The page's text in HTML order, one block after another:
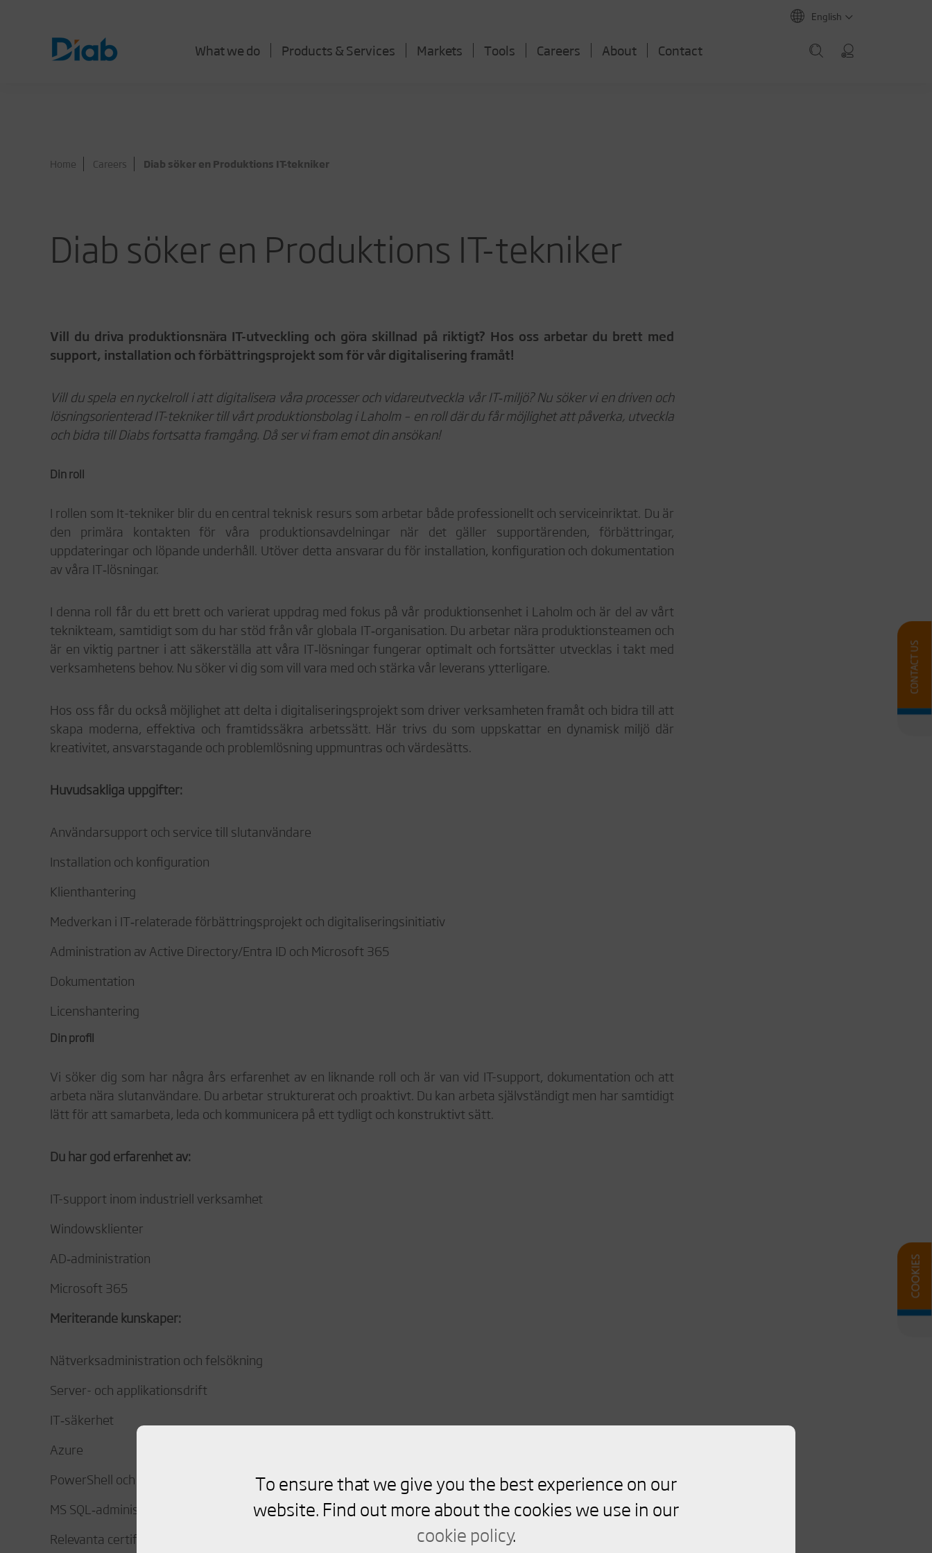
What we do Products & Services Markets Tools Careers About Contact
English
Home Careers Diab söker en Produktions IT-tekniker
Diab söker en Produktions IT-tekniker
Vill du driva produktionsnära IT-utveckling och göra skillnad på riktigt? Hos oss arbetar du brett med
support, installation och förbättringsprojekt som för vår digitalisering framåt!
Vill du spela en nyckelroll i att digitalisera våra processer och vidareutveckla vår IT‑miljö? Nu söker vi en driven och
lösningsorienterad IT-tekniker till vårt produktionsbolag i Laholm – en roll där du får möjlighet att påverka, utveckla
och bidra till Diabs fortsatta framgång. Då ser vi fram emot din ansökan!
Din roll
I rollen som It-tekniker blir du en central teknisk resurs som arbetar både professionellt och serviceinriktat. Du är
den primära kontakten för våra produktionsavdelningar när det gäller supportärenden, förbättringar,
uppdateringar och löpande underhåll. Utöver detta ansvarar du för installation, konfiguration och dokumentation
av våra IT‑lösningar.
I denna roll får du ett brett och varierat uppdrag med fokus på vår produktionsenhet i Laholm och är del av vårt
teknikteam, samtidigt som du har stöd från vår globala IT‑organisation. Du arbetar nära produktionsteamen och
är en viktig partner i att säkerställa att våra IT‑lösningar fungerar optimalt och fortsätter utvecklas i takt med
verksamhetens behov. Nu söker vi dig som vill vara med och stärka vår leverans ytterligare.
Hos oss får du också möjlighet att delta i digitaliseringsprojekt som driver verksamheten framåt och bidra till att
skapa moderna, effektiva och framtidssäkra arbetssätt. Här trivs du som uppskattar en dynamisk miljö där
kreativitet, ansvarstagande och problemlösning uppmuntras och värdesätts.
Huvudsakliga uppgifter:
Användarsupport och service till slutanvändare
Installation och konfiguration
Klienthantering
Medverkan i IT‑relaterade förbättringsprojekt och digitaliseringsinitiativ
Administration av Active Directory/Entra ID och Microsoft 365
Dokumentation
Licenshantering
Din profil
Vi söker dig som har några års erfarenhet av en liknande roll och är van vid IT-support, dokumentation och att
arbeta nära slutanvändare. Du arbetar strukturerat och proaktivt. Du kan arbeta självständigt men har samtidigt
lätt för att samarbeta, leda och kommunicera på ett tydligt och konstruktivt sätt.
Du har god erfarenhet av:
IT-support inom industriell verksamhet
Windowsklienter
AD‑administration
Microsoft 365
Meriterande kunskaper:
Nätverksadministration och felsökning
Server- och applikationsdrift
IT‑säkerhet
Azure
PowerShell och automation
MS SQL‑administration
Relevanta certifieringar och utbildningar är meriterande
To ensure that we give you the best experience on our
website. Find out more about the cookies we use in our
cookie policy.